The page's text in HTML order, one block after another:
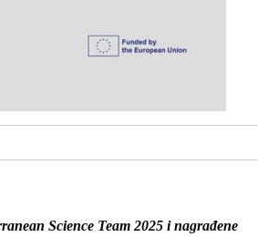
Science Team 2025 i nagrađene